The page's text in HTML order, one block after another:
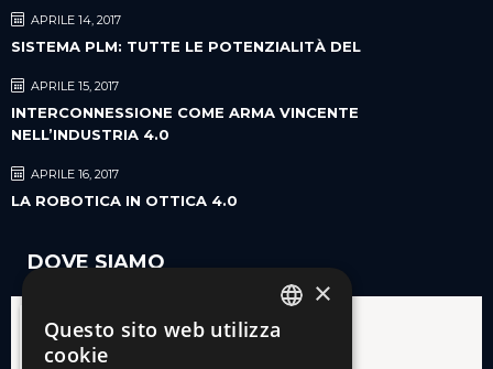
APRILE 14, 2017
SISTEMA PLM: TUTTE LE POTENZIALITÀ DEL
APRILE 15, 2017
INTERCONNESSIONE COME ARMA VINCENTE
NELL’INDUSTRIA 4.0
APRILE 16, 2017
LA ROBOTICA IN OTTICA 4.0
DOVE SIAMO
×
Questo sito web utilizza
cookie